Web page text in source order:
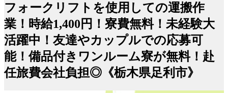
フォークリフトを使用しての運搬作
業！時給1,400円！寮費無料！未経験大
活躍中！友達やカップルでの応募可
能！備品付きワンルーム寮が無料！赴
任旅費会社負担◎《栃木県足利市》